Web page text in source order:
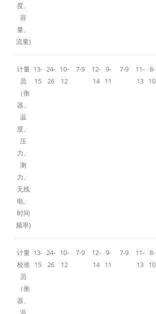
度、
容
量、
流量)
计量
员
（衡
器、
温
度、
压
力、
测
力、
无线
电、
时间
频率)
13-
15
24-
26
10-
12
7-9
12-
14
9-
11
7-9
11-
13
8-
10
计量
校准
员
（衡
器、
13-
15
24-
26
10-
12
7-9
12-
14
9-
11
7-9
11-
13
8-
10